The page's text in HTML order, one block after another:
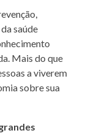
saúde
Mais do que
a viverem
sobre sua